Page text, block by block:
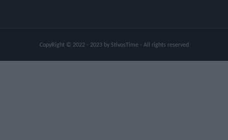
CopyRight © 2022 - 2023 by StivosTime - All rights reserved